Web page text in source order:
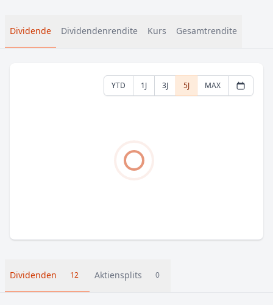
Dividende Dividendenrendite Kurs Gesamtrendite
YTD 1J 3J 5J MAX
Dividenden 12 Aktiensplits 0